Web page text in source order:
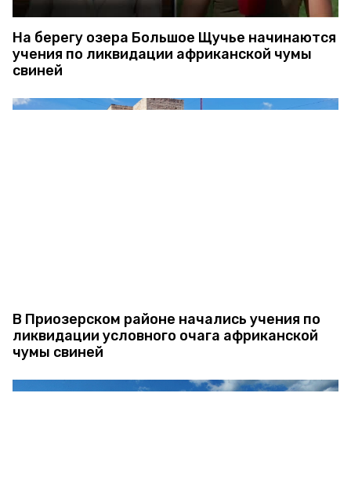
На берегу озера Большое Щучье начинаются
учения по ликвидации африканской чумы
свиней
В Приозерском районе начались учения по
ликвидации условного очага африканской
чумы свиней